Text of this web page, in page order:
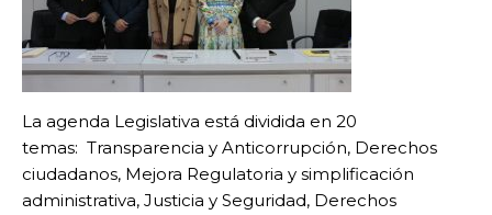
La agenda Legislativa está dividida en 20
temas: Transparencia y Anticorrupción, Derechos
ciudadanos, Mejora Regulatoria y simplificación
administrativa, Justicia y Seguridad, Derechos